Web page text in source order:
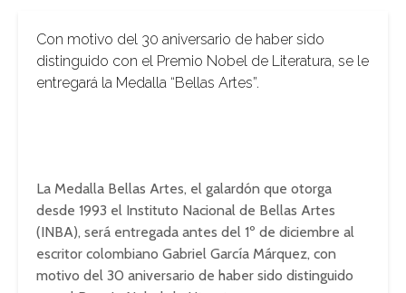
Con motivo del 30 aniversario de haber sido
distinguido con el Premio Nobel de Literatura, se le
entregará la Medalla “Bellas Artes”.
La Medalla Bellas Artes, el galardón que otorga
desde 1993 el Instituto Nacional de Bellas Artes
(INBA), será entregada antes del 1º de diciembre al
escritor colombiano Gabriel García Márquez, con
motivo del 30 aniversario de haber sido distinguido